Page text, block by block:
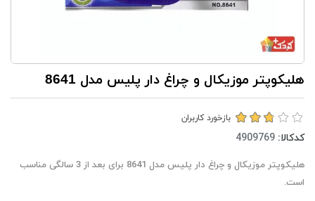
هلیکوپتر موزیکال و چراغ دار پلیس مدل 8641
بازخورد کاربران
کدکالا:
هلیکوپتر موزیکال و چراغ دار پلیس مدل 8641 برای بعد از 3 سالگی مناسب
است.